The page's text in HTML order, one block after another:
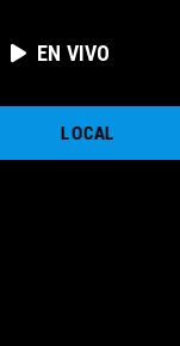
EN VIVO
LOCAL